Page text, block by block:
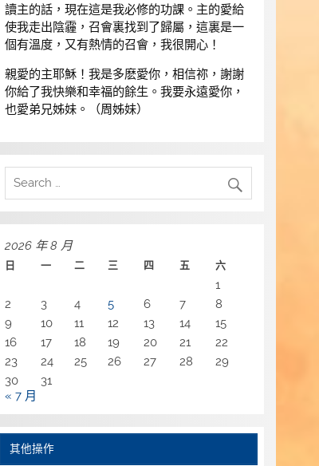
讀主的話，現在這是我必修的功課。主的愛給
使我走出陰霾，召會裏找到了歸屬，這裏是一
個有溫度，又有熱情的召會，我很開心！
親愛的主耶穌！我是多麽愛你，相信祢，謝謝
你給了我快樂和幸福的餘生。我要永遠愛你，
也愛弟兄姊妹。（周姊妹）
2026 年 8 月
日 一 二 三 四 五 六
1
2
3 4 5 6 7
8
9
10 11 12 13 14
15
16
17 18 19 20 21
22
23
24 25 26 27 28
29
30
31
« 7 月
其他操作